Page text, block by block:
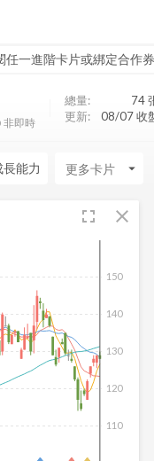
任一進階卡片或綁定合作
非即時
總量: 74
更新:
08/07 收
長能力 arrow_drop_down
fullscreen close
110
120
130
140
150